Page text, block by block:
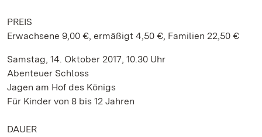
PREIS
Erwachsene 9,00 €, ermäßigt 4,50 €, Familien 22,50 €
Samstag, 14. Oktober 2017, 10.30 Uhr
Abenteuer Schloss
Jagen am Hof des Königs
Für Kinder von 8 bis 12 Jahren
DAUER